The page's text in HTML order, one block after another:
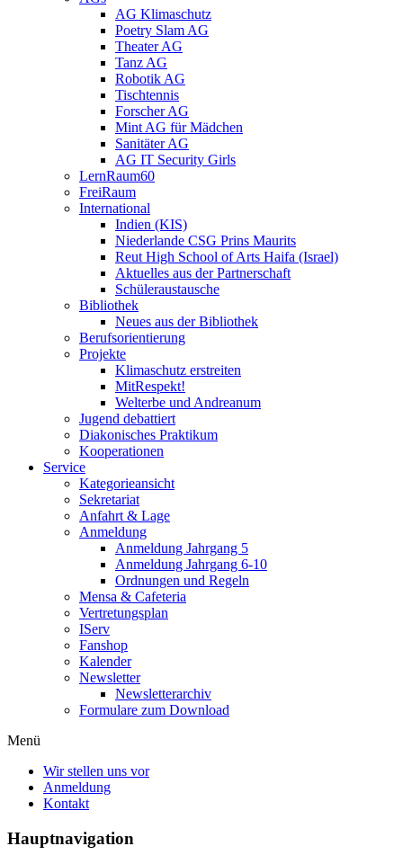
AG Klimaschutz
Poetry Slam AG
Theater AG
Tanz AG
Robotik AG
Tischtennis
Forscher AG
Mint AG für Mädchen
Sanitäter AG
AG IT Security Girls
LernRaum60
FreiRaum
International
Indien (KIS)
Niederlande CSG Prins Maurits
Reut High School of Arts Haifa (Israel)
Aktuelles aus der Partnerschaft
Schüleraustausche
Bibliothek
Neues aus der Bibliothek
Berufsorientierung
Projekte
Klimaschutz erstreiten
MitRespekt!
Welterbe und Andreanum
Jugend debattiert
Diakonisches Praktikum
Kooperationen
Service
Kategorieansicht
Sekretariat
Anfahrt & Lage
Anmeldung
Anmeldung Jahrgang 5
Anmeldung Jahrgang 6-10
Ordnungen und Regeln
Mensa & Cafeteria
Vertretungsplan
IServ
Fanshop
Kalender
Newsletter
Newsletterarchiv
Formulare zum Download
Menü
Wir stellen uns vor
Anmeldung
Kontakt
Hauptnavigation